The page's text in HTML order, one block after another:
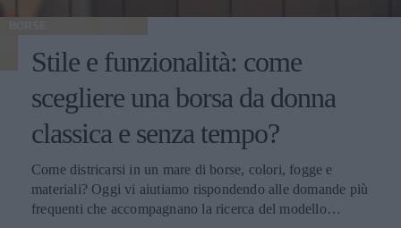
BORSE
Stile e funzionalità: come
scegliere una borsa da donna
classica e senza tempo?
Come districarsi in un mare di borse, colori, fogge e
materiali? Oggi vi aiutiamo rispondendo alle domande più
frequenti che accompagnano la ricerca del modello